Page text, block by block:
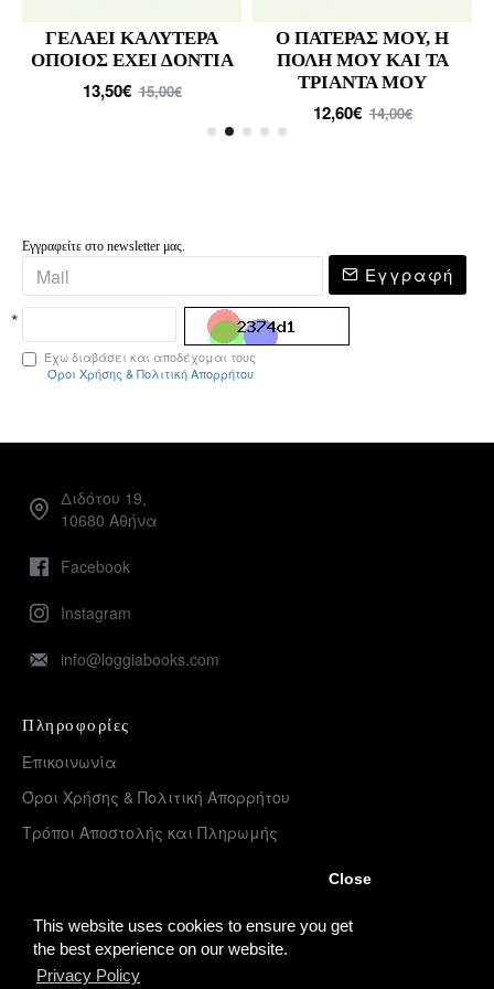
This website uses cookies to ensure you get
the best experience on our website.
Privacy Policy
Close
ΓΕΛΑΕΙ ΚΑΛΥΤΕΡΑ
ΟΠΟΙΟΣ ΕΧΕΙ ΔΟΝΤΙΑ
13,50€ 15,00€
Ο ΠΑΤΕΡΑΣ ΜΟΥ, Η
ΠΟΛΗ ΜΟΥ ΚΑΙ ΤΑ
ΤΡΙΑΝΤΑ ΜΟΥ
12,60€ 14,00€
Εγγραφείτε στο newsletter μας.
Εγγραφή
Έχω διαβάσει και αποδέχομαι τους
Όροι Χρήσης & Πολιτική Απορρήτου
Διδότου 19,
10680 Αθήνα
Facebook
Instagram
info@loggiabooks.com
Πληροφορίες
Επικοινωνία
Όροι Χρήσης & Πολιτική Απορρήτου
Τρόποι Αποστολής και Πληρωμής
Λογαριασμός